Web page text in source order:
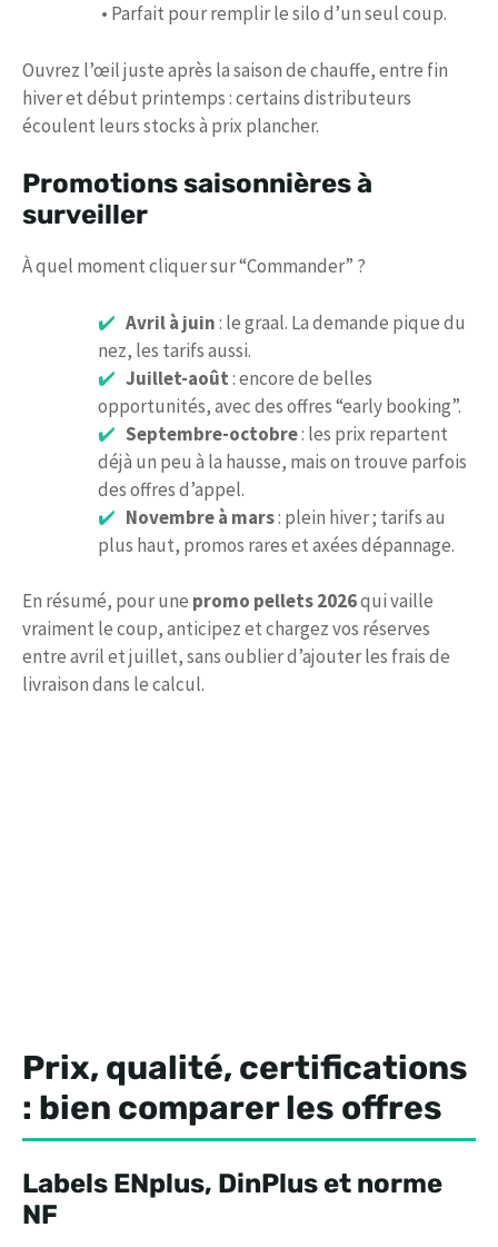
• Parfait pour remplir le silo d’un seul coup.
Ouvrez l’œil juste après la saison de chauffe, entre fin
hiver et début printemps : certains distributeurs
écoulent leurs stocks à prix plancher.
Promotions saisonnières à
surveiller
À quel moment cliquer sur “Commander” ?
Avril à juin: le graal. La demande pique du
nez, les tarifs aussi.
Juillet-août: encore de belles
opportunités, avec des offres “early booking”.
Septembre-octobre: les prix repartent
déjà un peu à la hausse, mais on trouve parfois
des offres d’appel.
Novembre à mars: plein hiver ; tarifs au
plus haut, promos rares et axées dépannage.
En résumé, pour une promo pellets 2026qui vaille
vraiment le coup, anticipez et chargez vos réserves
entre avril et juillet, sans oublier d’ajouter les frais de
livraison dans le calcul.
Prix, qualité, certifications
: bien comparer les offres
Labels ENplus, DinPlus et norme
NF